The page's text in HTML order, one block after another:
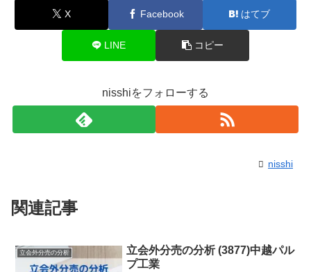
X Facebook はてブ
LINE コピー
nisshiをフォローする
nisshi
関連記事
立会外分売の分析
立会外分売の分析 (3877)中越パル
プ工業